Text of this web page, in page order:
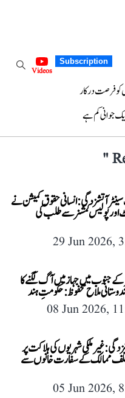
Subscription
Videos
کو فرصت درکار
جوانی کم ہے
"
آتشزدگی: انسانی حقوق کمیشن نے
اور پولیس کمشنر سے طلب کی
29 Jun 2026,
کے جنوب میں جہاز میں آگ لگنے کا
08 Jun 2026,
غیر ملکی شہریوں کی ہلاکت پر
ممالک کے سفارت خانوں سے
05 Jun 2026,